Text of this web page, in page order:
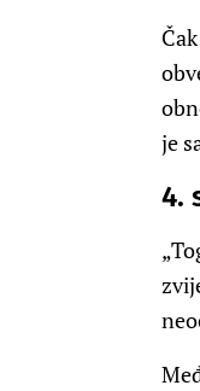
je
4.